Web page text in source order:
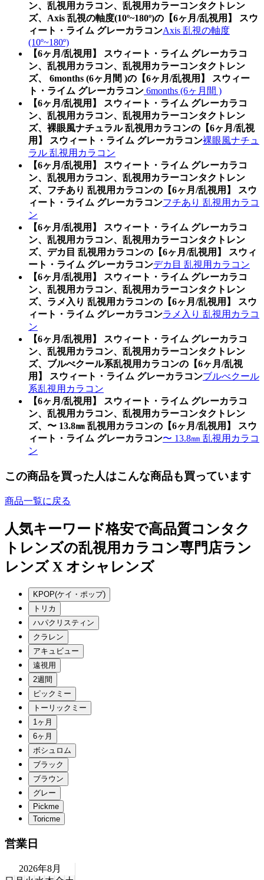
ン、乱視用カラコン、乱視用カラーコンタクトレン
ズ、Axis 乱視の軸度(10º~180º)の【6ヶ月/乱視用】 スウ
ィート・ライム グレーカラコンAxis 乱視の軸度
(10º~180º)
【6ヶ月/乱視用】 スウィート・ライム グレーカラコ
ン、乱視用カラコン、乱視用カラーコンタクトレン
ズ、 6months (6ヶ月間 )の【6ヶ月/乱視用】 スウィー
ト・ライム グレーカラコン 6months (6ヶ月間 )
【6ヶ月/乱視用】 スウィート・ライム グレーカラコ
ン、乱視用カラコン、乱視用カラーコンタクトレン
ズ、裸眼風ナチュラル 乱視用カラコンの【6ヶ月/乱視
用】 スウィート・ライム グレーカラコン裸眼風ナチュ
ラル 乱視用カラコン
【6ヶ月/乱視用】 スウィート・ライム グレーカラコ
ン、乱視用カラコン、乱視用カラーコンタクトレン
ズ、フチあり 乱視用カラコンの【6ヶ月/乱視用】 スウ
ィート・ライム グレーカラコンフチあり 乱視用カラコ
ン
【6ヶ月/乱視用】 スウィート・ライム グレーカラコ
ン、乱視用カラコン、乱視用カラーコンタクトレン
ズ、デカ目 乱視用カラコンの【6ヶ月/乱視用】 スウィ
ート・ライム グレーカラコンデカ目 乱視用カラコン
【6ヶ月/乱視用】 スウィート・ライム グレーカラコ
ン、乱視用カラコン、乱視用カラーコンタクトレン
ズ、ラメ入り 乱視用カラコンの【6ヶ月/乱視用】 スウ
ィート・ライム グレーカラコンラメ入り 乱視用カラコ
ン
【6ヶ月/乱視用】 スウィート・ライム グレーカラコ
ン、乱視用カラコン、乱視用カラーコンタクトレン
ズ、ブルべクール系乱視用カラコンの【6ヶ月/乱視
用】 スウィート・ライム グレーカラコンブルべクール
系乱視用カラコン
【6ヶ月/乱視用】 スウィート・ライム グレーカラコ
ン、乱視用カラコン、乱視用カラーコンタクトレン
ズ、〜 13.8㎜ 乱視用カラコンの【6ヶ月/乱視用】 スウ
ィート・ライム グレーカラコン〜 13.8㎜ 乱視用カラコ
ン
この商品を買った人はこんな商品も買っています
商品一覧に戻る
人気キーワード格安で高品質コンタク
トレンズの乱視用カラコン専門店ラン
レンズ X オシャレンズ
営業日
2026年8月